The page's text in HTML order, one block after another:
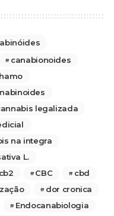
canabionoides
legalizada
na integra
L.
cb2 CBC
cbd
dor cronica
Endocanabiologia